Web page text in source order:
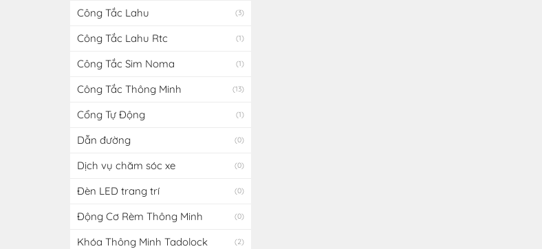
Công Tắc Lahu (3)
Công Tắc Lahu Rtc (1)
Công Tắc Sim Noma (1)
Công Tắc Thông Minh (13)
Cổng Tự Động (1)
Dẫn đường (0)
Dịch vụ chăm sóc xe (0)
Đèn LED trang trí (0)
Động Cơ Rèm Thông Minh (0)
Khóa Thông Minh Tadolock (2)